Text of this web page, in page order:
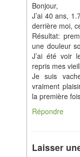
Bonjour,
J’ai 40 ans,
derrière moi,
Résultat:
une douleur
J’ai été voir
repris mes
Je suis
vraiment
la première
Répondre
Laisser